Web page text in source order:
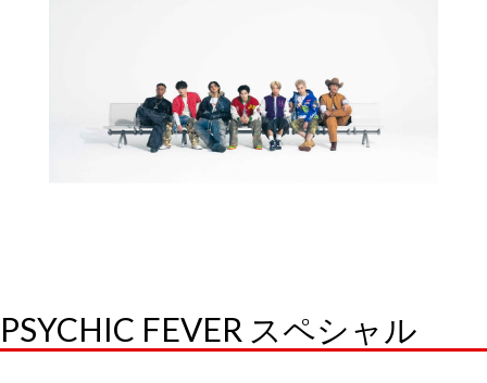
PSYCHIC FEVER スペシャル